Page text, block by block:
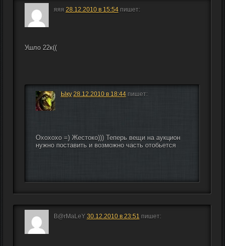
яяя 28.12.2010 в 15:54 пишет:
Ушло 22к((
Ыку 28.12.2010 в 18:44 пишет:
Охохохо =) Жестоко))) Теперь вещи на аукцион
нужно поставить и возможно часть отобьется
B@rMaLeY 30.12.2010 в 23:51 пишет: